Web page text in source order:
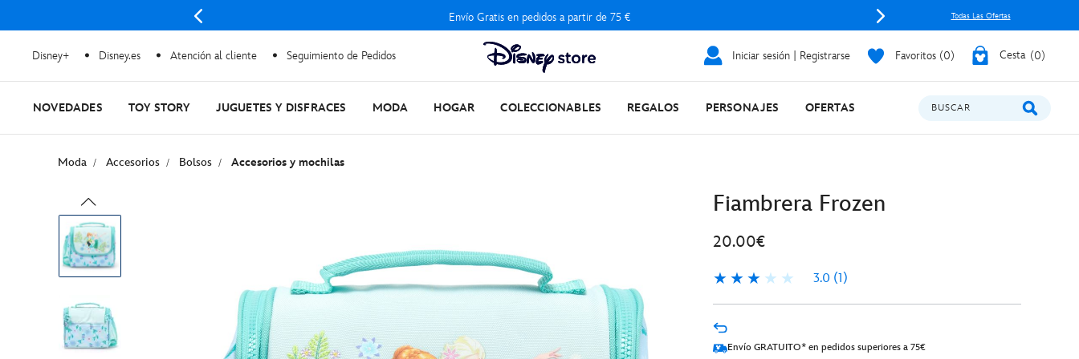
Envío Gratis en pedidos a partir de 75 € Todas Las Ofertas
Disney+ Disney.es Atención al cliente Seguimiento de Pedidos Iniciar sesión | Registrarse Favoritos 0 Cesta 0
NOVEDADES TOY STORY JUGUETES Y DISFRACES MODA HOGAR COLECCIONABLES REGALOS PERSONAJES OFERTAS BUSCAR
Moda Accesorios Bolsos Accesorios y mochilas
Fiambrera Frozen
20.00€
3.0 (1)
3.0
Envío GRATUITO* en pedidos superiores a 75€